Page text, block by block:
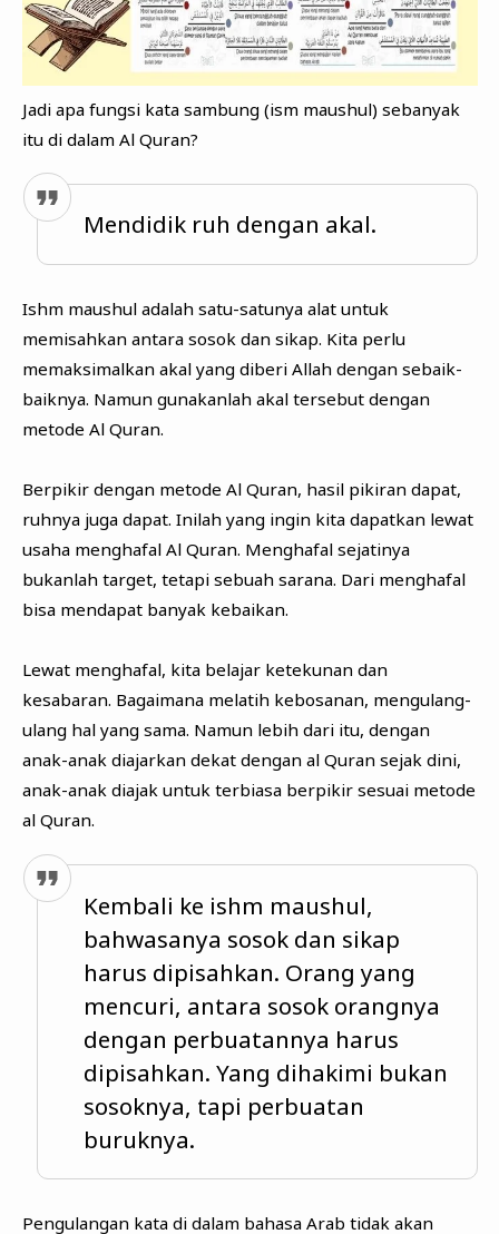
Jadi apa fungsi kata sambung (ism maushul) sebanyak
itu di dalam Al Quran?
Mendidik ruh dengan akal.
Ishm maushul adalah satu-satunya alat untuk
memisahkan antara sosok dan sikap. Kita perlu
memaksimalkan akal yang diberi Allah dengan sebaik-
baiknya. Namun gunakanlah akal tersebut dengan
metode Al Quran.
Berpikir dengan metode Al Quran, hasil pikiran dapat,
ruhnya juga dapat. Inilah yang ingin kita dapatkan lewat
usaha menghafal Al Quran. Menghafal sejatinya
bukanlah target, tetapi sebuah sarana. Dari menghafal
bisa mendapat banyak kebaikan.
Lewat menghafal, kita belajar ketekunan dan
kesabaran. Bagaimana melatih kebosanan, mengulang-
ulang hal yang sama. Namun lebih dari itu, dengan
anak-anak diajarkan dekat dengan al Quran sejak dini,
anak-anak diajak untuk terbiasa berpikir sesuai metode
al Quran.
Kembali ke ishm maushul,
bahwasanya sosok dan sikap
harus dipisahkan. Orang yang
mencuri, antara sosok orangnya
dengan perbuatannya harus
dipisahkan. Yang dihakimi bukan
sosoknya, tapi perbuatan
buruknya.
Pengulangan kata di dalam bahasa Arab tidak akan